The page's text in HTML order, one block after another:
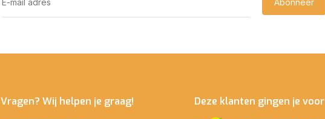
Abonneer
Vragen? Wij helpen je graag! Deze klanten gingen je voor